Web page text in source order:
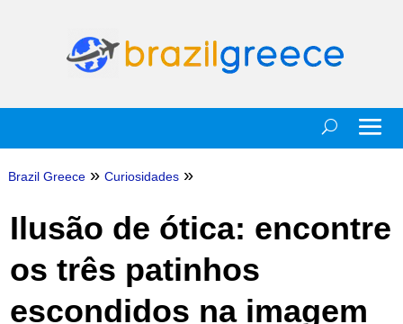
Brazil Greece » Curiosidades »
Ilusão de ótica: encontre
os três patinhos
escondidos na imagem